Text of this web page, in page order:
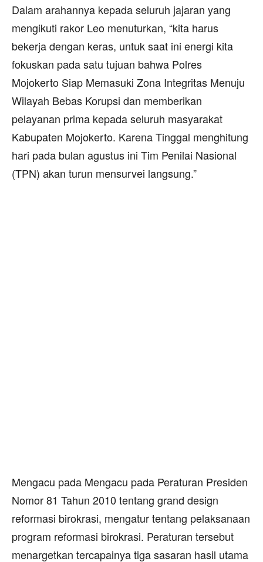
Dalam arahannya kepada seluruh jajaran yang
mengikuti rakor Leo menuturkan, “kita harus
bekerja dengan keras, untuk saat ini energi kita
fokuskan pada satu tujuan bahwa Polres
Mojokerto Siap Memasuki Zona Integritas Menuju
Wilayah Bebas Korupsi dan memberikan
pelayanan prima kepada seluruh masyarakat
Kabupaten Mojokerto. Karena Tinggal menghitung
hari pada bulan agustus ini Tim Penilai Nasional
(TPN) akan turun mensurvei langsung.”
Mengacu pada Mengacu pada Peraturan Presiden
Nomor 81 Tahun 2010 tentang grand design
reformasi birokrasi, mengatur tentang pelaksanaan
program reformasi birokrasi. Peraturan tersebut
menargetkan tercapainya tiga sasaran hasil utama